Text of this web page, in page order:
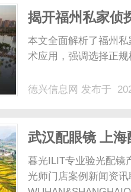
揭开福州私家侦
解析
本文全面解析了福州
术应用，强调选择正
德兴信息网 发布于
武汉配眼镜 上海
暮光ILIT专业验光配镜
光师门店案例新闻资